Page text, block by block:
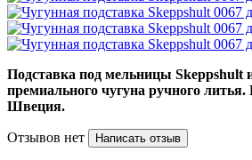
Подставка под мельницы Skeppshult
премиального чугуна ручного литья.
Швеция.
Отзывов нет Написать отзыв